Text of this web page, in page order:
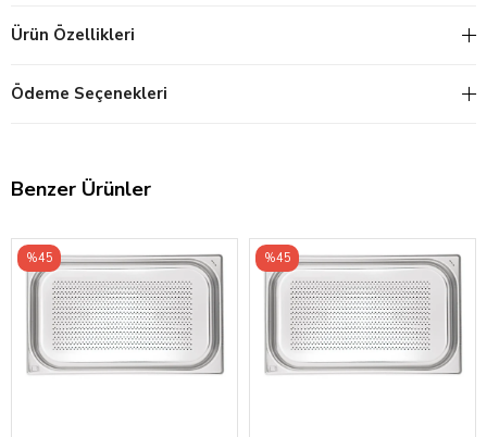
Ürün Özellikleri
Ödeme Seçenekleri
Benzer Ürünler
%45 %45